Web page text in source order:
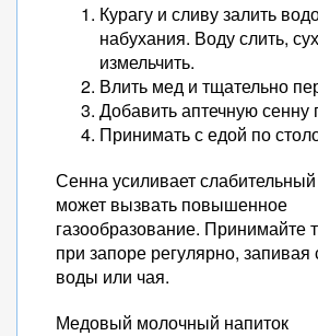
Курагу и сливу залить
набухания. Воду слить,
измельчить.
Влить мед и тщательно
Добавить аптечную
Принимать с едой по
Сенна усиливает
может вызвать повышенное
газообразование. Принимайте
при запоре регулярно, запивая
воды или чая.
Медовый молочный напиток